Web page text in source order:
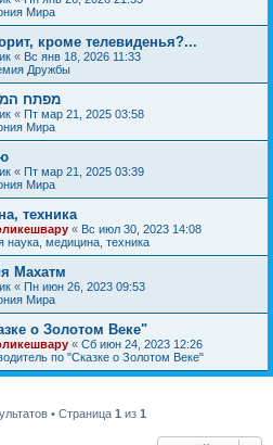
Мира
кроме телевиденья?...
« Вс янв 18, 2026 11:33
Дружбы
מפתח
« Пт мар 21, 2025 03:58
Мира
« Пт мар 21, 2025 03:39
Мира
техника
« Вс июл 30, 2023 14:08
наука, медицина, техника
Махатм
« Пн июн 26, 2023 09:53
Мира
о Золотом Веке"
« Сб июн 24, 2023 12:26
по "Сказке о Золотом Веке"
• Страница 1 из 1